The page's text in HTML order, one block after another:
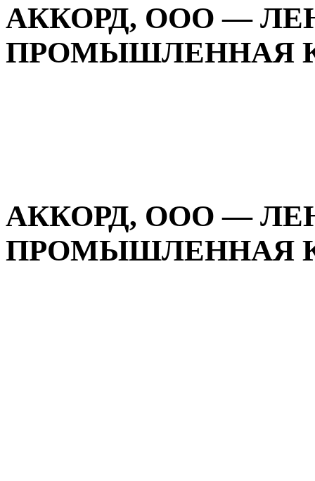
АККОРД, ООО —
ПРОМЫШЛЕННАЯ
АККОРД, ООО —
ПРОМЫШЛЕННАЯ